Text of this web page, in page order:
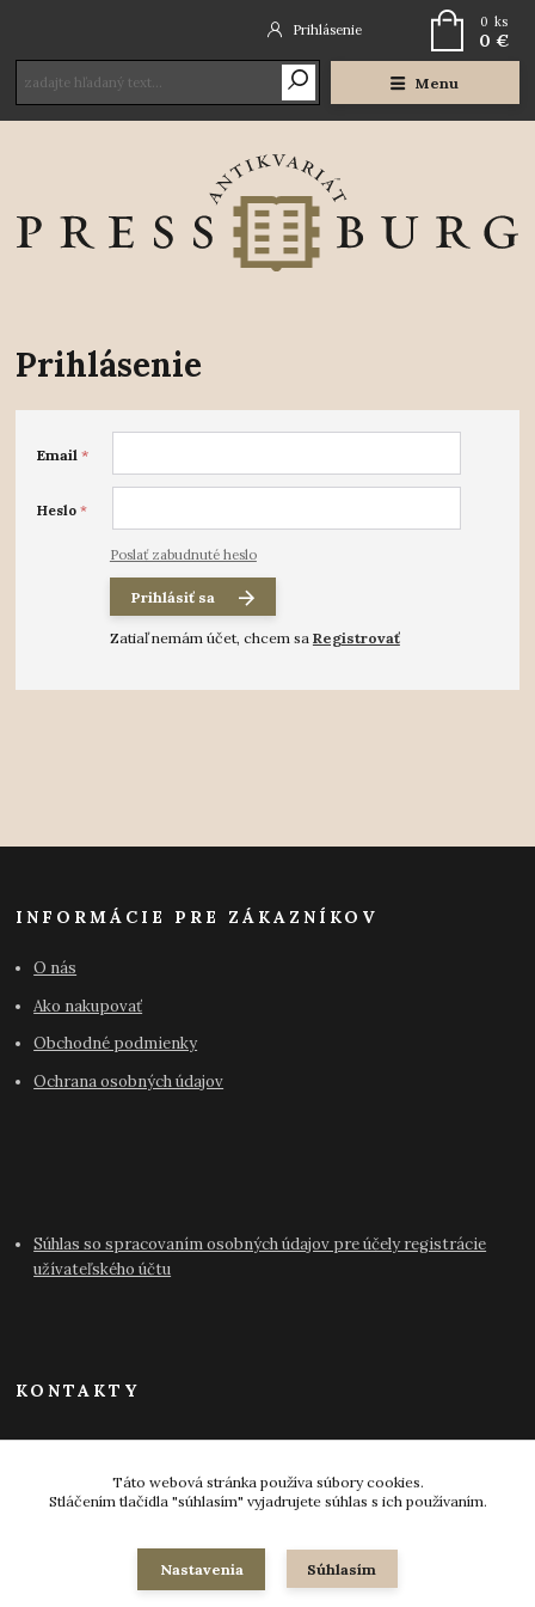
Menu
Prihlásenie 0 ks
0 €
Prihlásenie
Email *
Heslo *
Poslať zabudnuté heslo
Prihlásiť sa
Zatiaľ nemám účet, chcem sa Registrovať
INFORMÁCIE PRE ZÁKAZNÍKOV
O nás
Ako nakupovať
Obchodné podmienky
Ochrana osobných údajov
Súhlas so spracovaním osobných údajov pre účely registrácie
užívateľského účtu
KONTAKTY
Táto webová stránka používa súbory cookies.
Stláčením tlačidla "súhlasím" vyjadrujete súhlas s ich používaním.
Nastavenia Súhlasím